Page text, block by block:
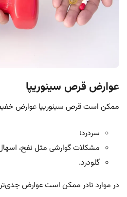
عوارض قرص سینوریپا
ممکن است قرص سینوریپا عوارض
سردرد؛
مشکلات گوارشی مثل نفح،
گلودرد.
در موارد نادر ممکن است عوارض